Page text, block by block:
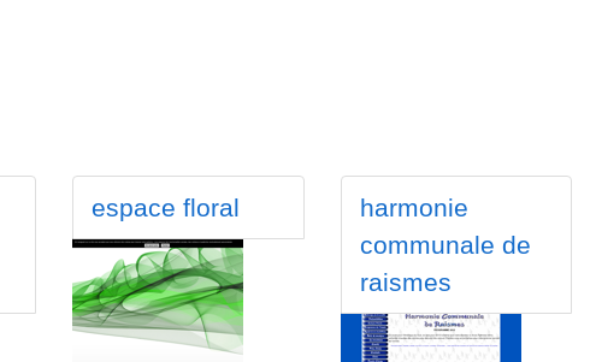
espace floral
harmonie
communale de
raismes